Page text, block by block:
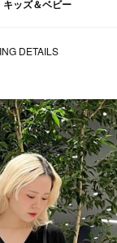
キッズ＆ベビー
DETAILS